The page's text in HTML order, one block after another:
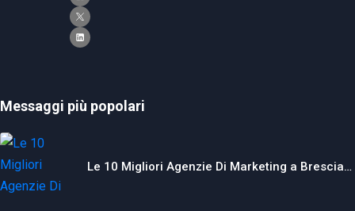
Messaggi più popolari
Le 10 Migliori Agenzie Di Marketing a Brescia…